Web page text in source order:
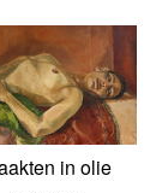
in olie